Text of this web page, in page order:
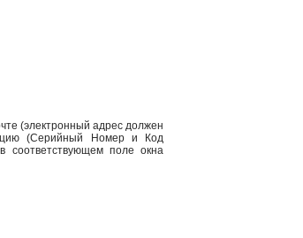
(электронный адрес должен
(Серийный Номер и Код
соответствующем поле окна